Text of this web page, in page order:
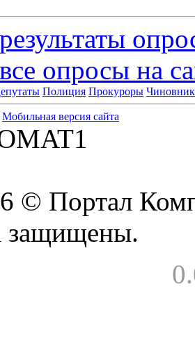
опросы на
Полиция Прокуроры
Мобильная версия сайта
© Портал
защищены.